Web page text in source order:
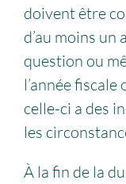
doivent être
d’au moins un
question ou
l’année
celle-ci a des
les
À la fin de la